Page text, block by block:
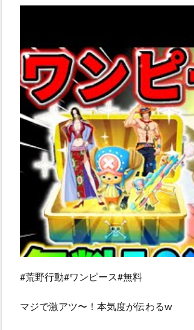
#荒野行動#ワンピース#無料
マジで激アツ〜！本気度が伝わるw